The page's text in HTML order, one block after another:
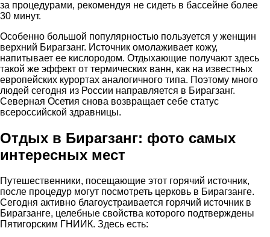
за процедурами, рекомендуя не сидеть в бассейне более
30 минут.
Особенно большой популярностью пользуется у женщин
верхний Бирагзанг. Источник омолаживает кожу,
напитывает ее кислородом. Отдыхающие получают здесь
такой же эффект от термических ванн, как на известных
европейских курортах аналогичного типа. Поэтому много
людей сегодня из России направляется в Бирагзанг.
Северная Осетия снова возвращает себе статус
всероссийской здравницы.
Отдых в Бирагзанг: фото самых
интересных мест
Путешественники, посещающие этот горячий источник,
после процедур могут посмотреть церковь в Бирагзанге.
Сегодня активно благоустраивается горячий источник в
Бирагзанге, целебные свойства которого подтверждены
Пятигорским ГНИИК. Здесь есть: